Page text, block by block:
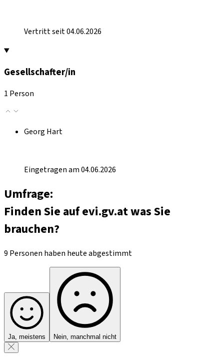
Vertritt seit 04.06.2026
Gesellschafter/in
1 Person
Georg Hart
Eingetragen am 04.06.2026
Umfrage:
Finden Sie auf evi.gv.at was Sie
brauchen?
9 Personen haben heute abgestimmt
Ja, meistens Nein, manchmal nicht